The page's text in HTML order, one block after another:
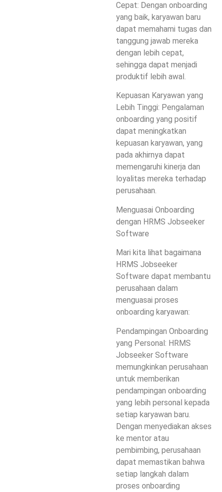
Cepat: Dengan onboarding
yang baik, karyawan baru
dapat memahami tugas dan
tanggung jawab mereka
dengan lebih cepat,
sehingga dapat menjadi
produktif lebih awal.
Kepuasan Karyawan yang
Lebih Tinggi: Pengalaman
onboarding yang positif
dapat meningkatkan
kepuasan karyawan, yang
pada akhirnya dapat
memengaruhi kinerja dan
loyalitas mereka terhadap
perusahaan.
Menguasai Onboarding
dengan HRMS Jobseeker
Software
Mari kita lihat bagaimana
HRMS Jobseeker
Software dapat membantu
perusahaan dalam
menguasai proses
onboarding karyawan:
Pendampingan Onboarding
yang Personal: HRMS
Jobseeker Software
memungkinkan perusahaan
untuk memberikan
pendampingan onboarding
yang lebih personal kepada
setiap karyawan baru.
Dengan menyediakan akses
ke mentor atau
pembimbing, perusahaan
dapat memastikan bahwa
setiap langkah dalam
proses onboarding